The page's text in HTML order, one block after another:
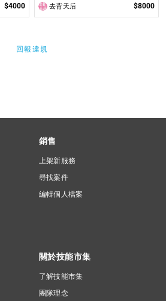
$4000 去背天后 $8000
回報違規
銷售
上架新服務
尋找案件
編輯個人檔案
關於技能市集
了解技能市集
團隊理念